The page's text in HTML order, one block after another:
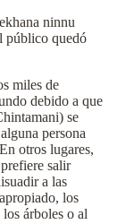
ninnu
público quedó
miles de
debido a que
se
persona
otros lugares,
salir
a las
los
árboles o al